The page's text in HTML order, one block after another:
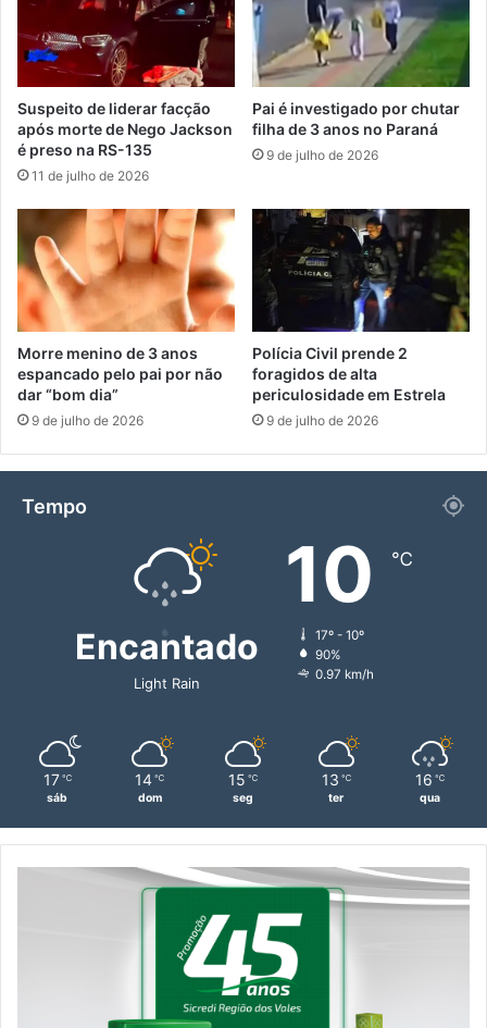
Suspeito de liderar facção
após morte de Nego Jackson
é preso na RS-135
11 de julho de 2026
Pai é investigado por chutar
filha de 3 anos no Paraná
9 de julho de 2026
Morre menino de 3 anos
espancado pelo pai por não
dar “bom dia”
9 de julho de 2026
Polícia Civil prende 2
foragidos de alta
periculosidade em Estrela
9 de julho de 2026
Tempo
Encantado
Light Rain
10 ℃
17º - 10º
90%
0.97 km/h
17 ℃
sáb
14 ℃
dom
15 ℃
seg
13 ℃
ter
16 ℃
qua